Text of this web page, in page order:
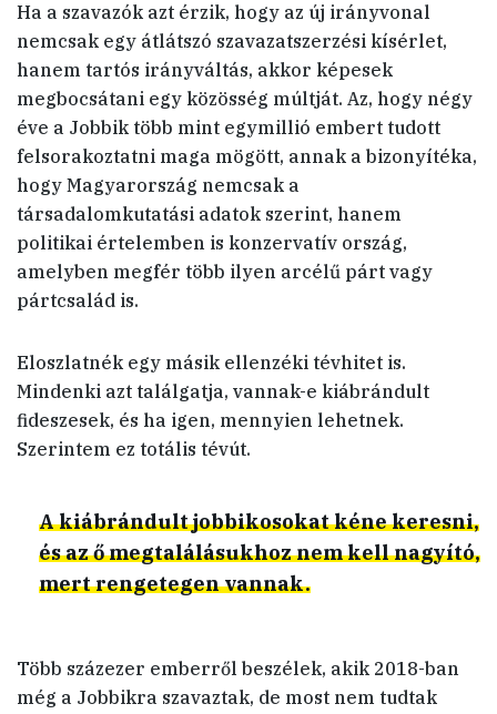
Ha a szavazók azt érzik, hogy az új irányvonal
nemcsak egy átlátszó szavazatszerzési kísérlet,
hanem tartós irányváltás, akkor képesek
megbocsátani egy közösség múltját. Az, hogy négy
éve a Jobbik több mint egymillió embert tudott
felsorakoztatni maga mögött, annak a bizonyítéka,
hogy Magyarország nemcsak a
társadalomkutatási adatok szerint, hanem
politikai értelemben is konzervatív ország,
amelyben megfér több ilyen arcélű párt vagy
pártcsalád is.
Eloszlatnék egy másik ellenzéki tévhitet is.
Mindenki azt találgatja, vannak-e kiábrándult
fideszesek, és ha igen, mennyien lehetnek.
Szerintem ez totális tévút.
A kiábrándult jobbikosokat kéne keresni,
és az ő megtalálásukhoz nem kell nagyító,
mert rengetegen vannak.
Több százezer emberről beszélek, akik 2018-ban
még a Jobbikra szavaztak, de most nem tudtak